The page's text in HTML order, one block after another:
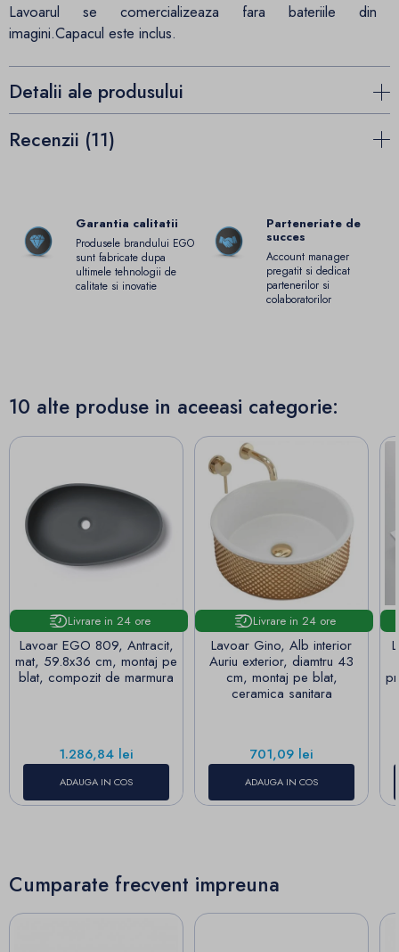
Lavoarul se comercializeaza fara bateriile din
imagini.Capacul este inclus.
Detalii ale produsului
Recenzii (11)
Garantia calitatii
Produsele brandului EGO
sunt fabricate dupa
ultimele tehnologii de
calitate si inovatie
Parteneriate de
succes
Account manager
pregatit si dedicat
partenerilor si
colaboratorilor
10 alte produse in aceeasi categorie:
Livrare in 24 ore
Lavoar EGO 809, Antracit,
mat, 59.8x36 cm, montaj pe
blat, compozit de marmura
Pret
1.286,84 lei
ADAUGA IN COS
Livrare in 24 ore
Lavoar Gino, Alb interior
Auriu exterior, diamtru 43
cm, montaj pe blat,
ceramica sanitara
Pret
701,09 lei
ADAUGA IN COS
Cumparate frecvent impreuna